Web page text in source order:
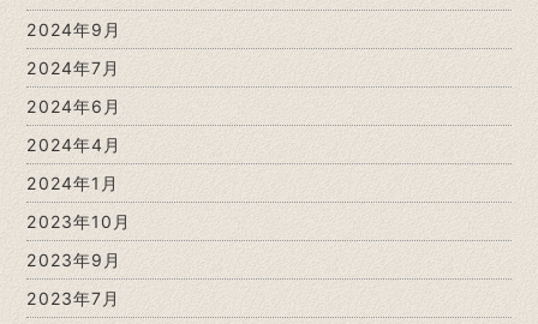
2024年9月
2024年7月
2024年6月
2024年4月
2024年1月
2023年10月
2023年9月
2023年7月